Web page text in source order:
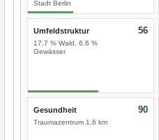
Stadt Berlin
Umfeldstruktur
17,7 % Wald, 6,6 %
Gewässer
56
Gesundheit
Traumazentrum 1,6 km
90